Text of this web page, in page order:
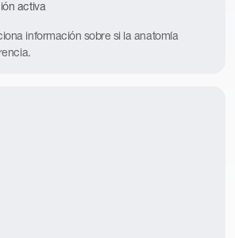
activa
información sobre si la anatomía